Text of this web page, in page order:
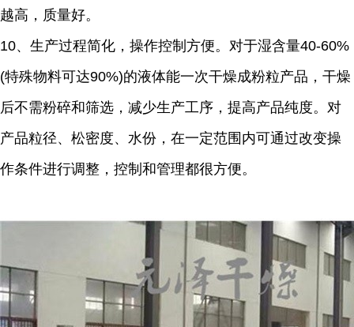
越高，质量好。
10、生产过程简化，操作控制方便。对于湿含量40-60%
(特殊物料可达90%)的液体能一次干燥成粉粒产品，干燥
后不需粉碎和筛选，减少生产工序，提高产品纯度。对
产品粒径、松密度、水份，在一定范围内可通过改变操
作条件进行调整，控制和管理都很方便。